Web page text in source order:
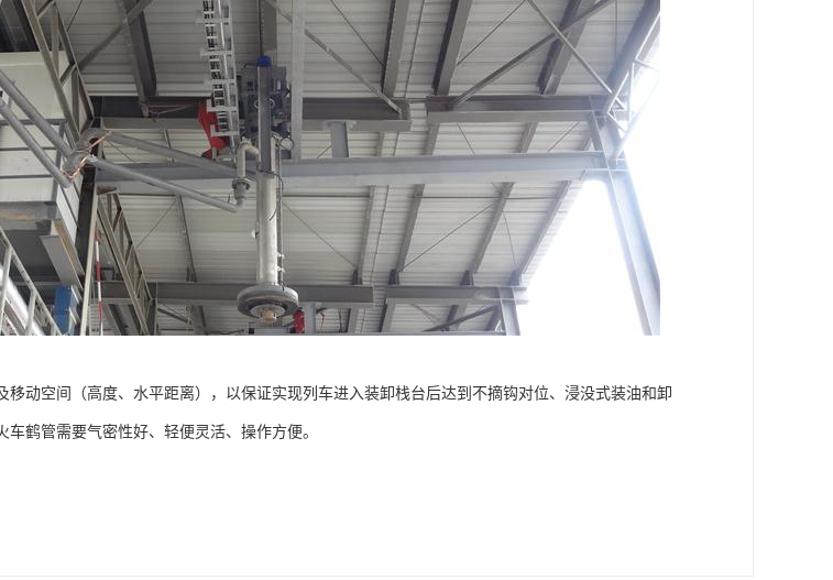
移动空间（高度、水平距离），以保证实现列车进入装卸栈台后达到不摘钩对位、浸没式装油和卸
鹤管需要气密性好、轻便灵活、操作方便。